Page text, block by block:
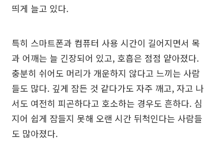
띄게 늘고 있다.
특히 스마트폰과 컴퓨터 사용 시간이 길어지면서 목
과 어깨는 늘 긴장되어 있고, 호흡은 점점 얕아졌다.
충분히 쉬어도 머리가 개운하지 않다고 느끼는 사람
들도 많다. 깊게 잠든 것 같다가도 자주 깨고, 자고 나
서도 여전히 피곤하다고 호소하는 경우도 흔하다. 심
지어 쉽게 잠들지 못해 오랜 시간 뒤척인다는 사람들
도 많아졌다.